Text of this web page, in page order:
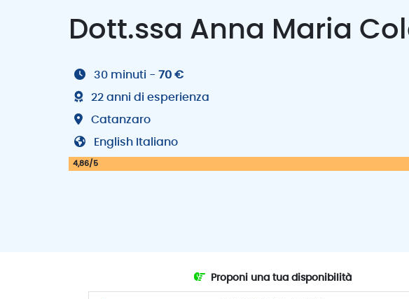
Dott.ssa Anna Maria
30 minuti - 70 €
22 anni di esperienza
Catanzaro
English Italiano
4,86/5
Proponi una tua disponibilità